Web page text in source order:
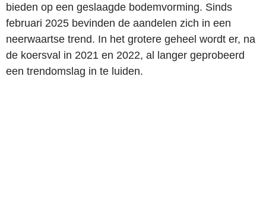
bieden op een geslaagde bodemvorming. Sinds
februari 2025 bevinden de aandelen zich in een
neerwaartse trend. In het grotere geheel wordt er, na
de koersval in 2021 en 2022, al langer geprobeerd
een trendomslag in te luiden.